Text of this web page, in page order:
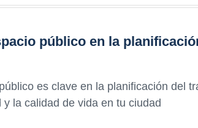
público en la
es clave en la planificación del
la calidad de vida en tu ciudad